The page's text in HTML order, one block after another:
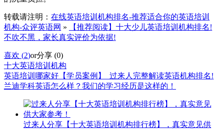
转载请注明： 在线英语培训机构排名-推荐适合你的英语培训
机构-众评英语网 »
【推荐阅读】十大少儿英语培训机构排名!
不吹不黑，家长真实评价为依据!
喜欢 (2)or分享 (0)
十大英语培训机构
英语培训哪家好【学员案例】_过来人完整解读英语机构排名!
兰迪学科英语怎么样？我们的学习经历是这样的！
过来人分享【十大英语培训机构排行榜】，真实意见供